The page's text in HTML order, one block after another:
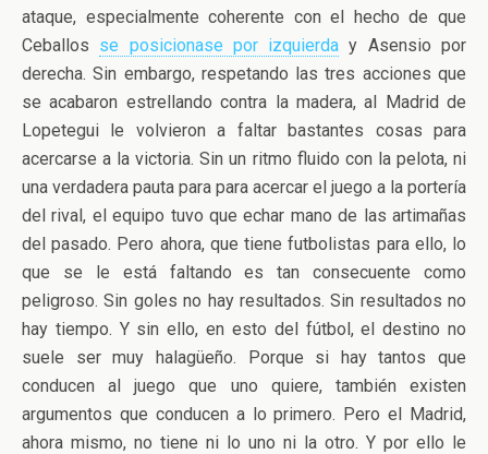
ataque, especialmente coherente con el hecho de que
Ceballos se posicionase por izquierda y Asensio por
derecha. Sin embargo, respetando las tres acciones que
se acabaron estrellando contra la madera, al Madrid de
Lopetegui le volvieron a faltar bastantes cosas para
acercarse a la victoria. Sin un ritmo fluido con la pelota, ni
una verdadera pauta para para acercar el juego a la portería
del rival, el equipo tuvo que echar mano de las artimañas
del pasado. Pero ahora, que tiene futbolistas para ello, lo
que se le está faltando es tan consecuente como
peligroso. Sin goles no hay resultados. Sin resultados no
hay tiempo. Y sin ello, en esto del fútbol, el destino no
suele ser muy halagüeño. Porque si hay tantos que
conducen al juego que uno quiere, también existen
argumentos que conducen a lo primero. Pero el Madrid,
ahora mismo, no tiene ni lo uno ni la otro. Y por ello le